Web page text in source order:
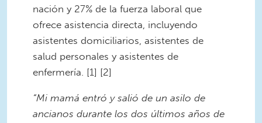
nación y 27% de la fuerza laboral que
ofrece asistencia directa, incluyendo
asistentes domiciliarios, asistentes de
salud personales y asistentes de
enfermería. [1] [2]
“Mi mamá entró y salió de un asilo de
ancianos durante los dos últimos años de